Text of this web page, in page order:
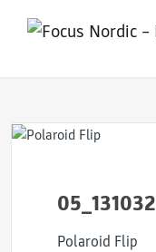
05_131032
Polaroid Flip